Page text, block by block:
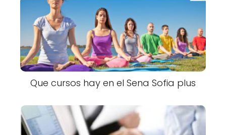
Que cursos hay en el Sena Sofia plus